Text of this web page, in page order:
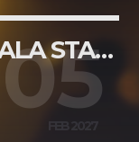
05REALITY EN BILBAO SALA STAGE LIVE